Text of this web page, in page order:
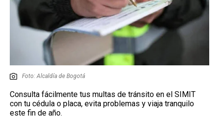
Foto: Alcaldía de Bogotá
Consulta fácilmente tus multas de tránsito en el SIMIT
con tu cédula o placa, evita problemas y viaja tranquilo
este fin de año.